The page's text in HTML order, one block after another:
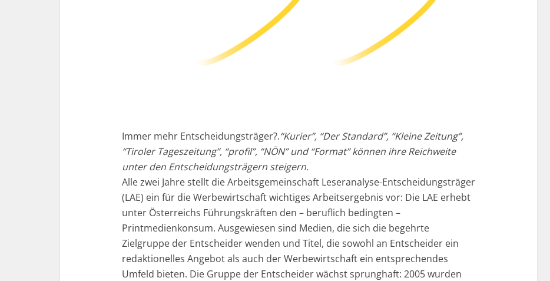
Immer mehr Entscheidungsträger?.“Kurier”, “Der Standard”, “Kleine Zeitung”,
“Tiroler Tageszeitung”, “profil”, “NÖN” und “Format” können ihre Reichweite
unter den Entscheidungsträgern steigern.
Alle zwei Jahre stellt die Arbeitsgemeinschaft Leseranalyse-Entscheidungsträger
(LAE) ein für die Werbewirtschaft wichtiges Arbeitsergebnis vor: Die LAE erhebt
unter Österreichs Führungskräften den – beruflich bedingten –
Printmedienkonsum. Ausgewiesen sind Medien, die sich die begehrte
Zielgruppe der Entscheider wenden und Titel, die sowohl an Entscheider ein
redaktionelles Angebot als auch der Werbewirtschaft ein entsprechendes
Umfeld bieten. Die Gruppe der Entscheider wächst sprunghaft: 2005 wurden